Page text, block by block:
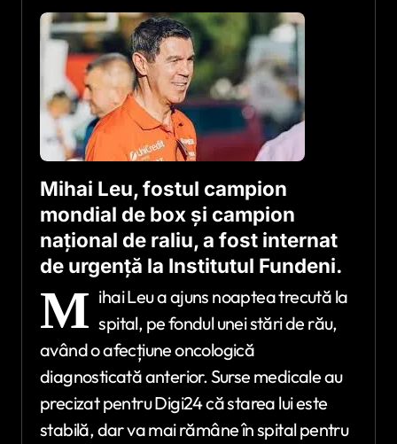
Mihai Leu, fostul campion
mondial de box și campion
național de raliu, a fost internat
de urgență la Institutul Fundeni.
M ihai Leu a ajuns noaptea trecută la
spital, pe fondul unei stări de rău,
având o afecțiune oncologică
diagnosticată anterior. Surse medicale au
precizat pentru Digi24 că starea lui este
stabilă, dar va mai rămâne în spital pentru